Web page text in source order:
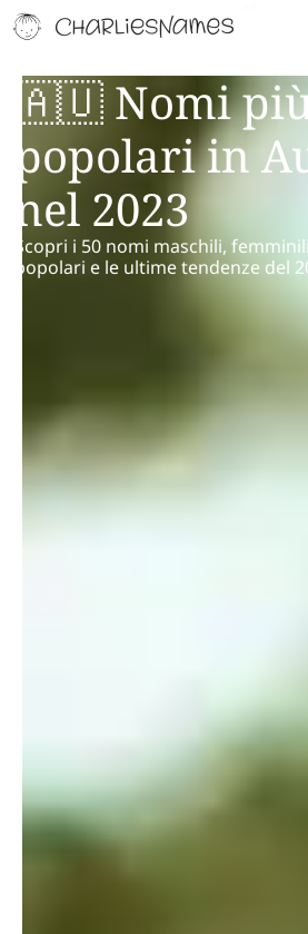
🇦🇺 Nomi
popolari in
nel 2023
Scopri i 50 nomi maschili,
popolari e le ultime tendenze del